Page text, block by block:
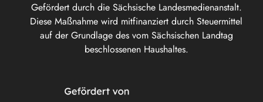
Gefördert durch die Sächsische Landesmedienanstalt.
Diese Maßnahme wird mitfinanziert durch Steuermittel
auf der Grundlage des vom Sächsischen Landtag
beschlossenen Haushaltes.